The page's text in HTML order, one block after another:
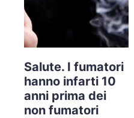
Salute. I fumatori
hanno infarti 10
anni prima dei
non fumatori